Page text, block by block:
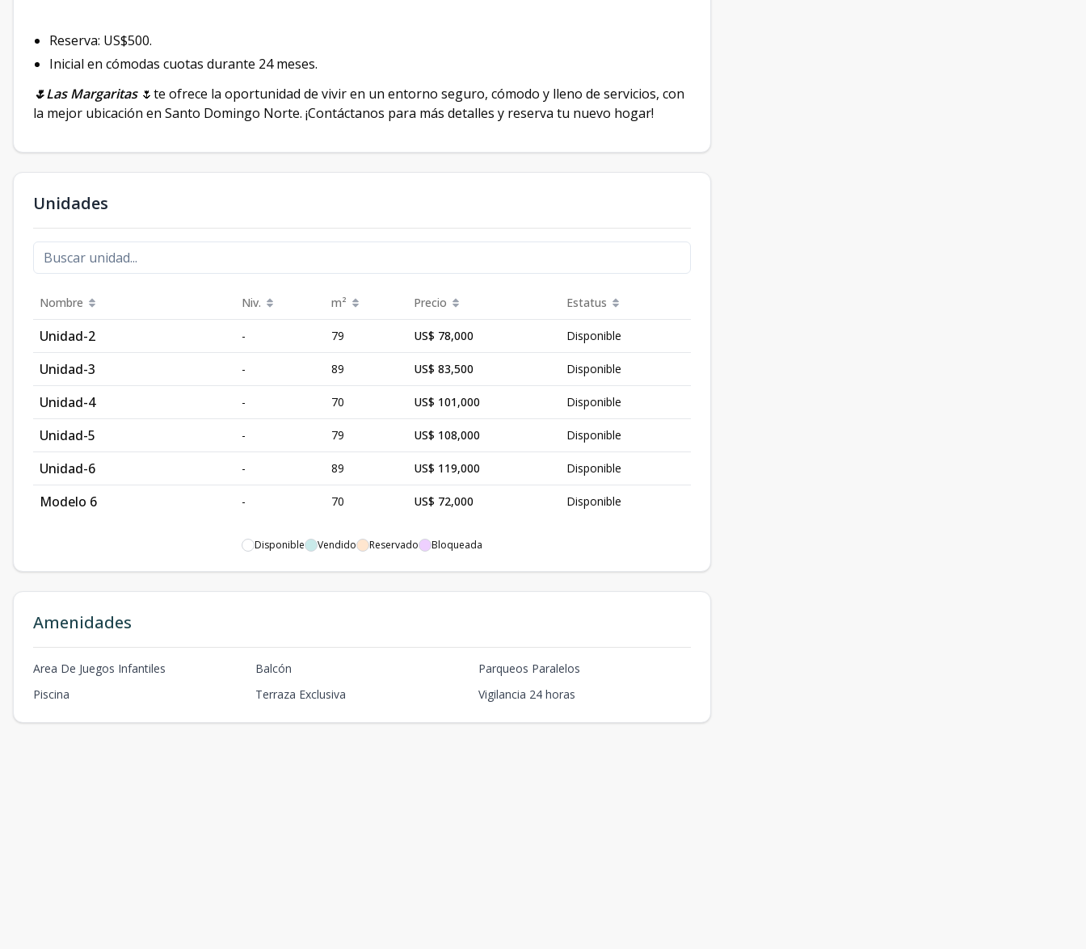
Reserva: US$500.
Inicial en cómodas cuotas durante 24 meses.
🌷Las Margaritas🌷te ofrece la oportunidad de vivir en un entorno seguro, cómodo y lleno de servicios, con
la mejor ubicación en Santo Domingo Norte. ¡Contáctanos para más detalles y reserva tu nuevo hogar!
Unidades
Nombre Niv. m² Precio Estatus
Unidad-2 - 79 US$ 78,000 Disponible
Unidad-3 - 89 US$ 83,500 Disponible
Unidad-4 - 70 US$ 101,000 Disponible
Unidad-5 - 79 US$ 108,000 Disponible
Unidad-6 - 89 US$ 119,000 Disponible
Modelo 6 - 70 US$ 72,000 Disponible
Disponible Vendido Reservado Bloqueada
Amenidades
Area De Juegos Infantiles Balcón
Parqueos Paralelos
Piscina
Terraza Exclusiva Vigilancia 24 horas